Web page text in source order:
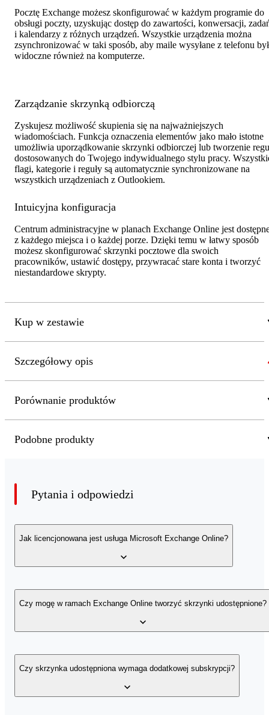
Pocztę Exchange możesz skonfigurować w każdym programie do
obsługi poczty, uzyskując dostęp do zawartości, konwersacji,
i kalendarzy z różnych urządzeń. Wszystkie urządzenia można
zsynchronizować w taki sposób, aby maile wysyłane z telefonu
widoczne również na komputerze.
Zarządzanie skrzynką odbiorczą
Zyskujesz możliwość skupienia się na najważniejszych
wiadomościach. Funkcja oznaczenia elementów jako mało istotne
umożliwia uporządkowanie skrzynki odbiorczej lub tworzenie
dostosowanych do Twojego indywidualnego stylu pracy.
flagi, kategorie i reguły są automatycznie synchronizowane na
wszystkich urządzeniach z Outlookiem.
Intuicyjna konfiguracja
Centrum administracyjne w planach Exchange Online jest
z każdego miejsca i o każdej porze. Dzięki temu w łatwy sposób
możesz skonfigurować skrzynki pocztowe dla swoich
pracowników, ustawić dostępy, przywracać stare konta i tworzyć
niestandardowe skrypty.
Kup w zestawie
Szczegółowy opis
Porównanie produktów
Podobne produkty
Pytania i odpowiedzi
Jak licencjonowana jest usługa Microsoft Exchange Online?
Usługa Exchange Online jest licencjonowana w modelu
subskrypcji, w którym każdy użytkownik musi mieć własną
subskrypcji: Exchange Online Lite (plan dostępny wyłącznie w
usługiOffice 365.
Czy mogę w ramach Exchange Online tworzyć skrzynki udostępnione?
Tak, w ramach licencji Exchange Online można tworzyć skrzynki
udostępnione.
Czy skrzynka udostępniona wymaga dodatkowej subskrypcji?